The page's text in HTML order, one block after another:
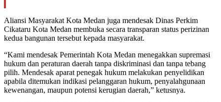
Aliansi Masyarakat Kota Medan juga mendesak Dinas Perkim
Cikataru Kota Medan membuka secara transparan status perizinan
kedua bangunan tersebut kepada masyarakat.
“Kami mendesak Pemerintah Kota Medan menegakkan supremasi
hukum dan peraturan daerah tanpa diskriminasi dan tanpa tebang
pilih. Mendesak aparat penegak hukum melakukan penyelidikan
apabila ditemukan indikasi pelanggaran hukum, penyalahgunaan
kewenangan, maupun potensi kerugian daerah,” ketusnya.